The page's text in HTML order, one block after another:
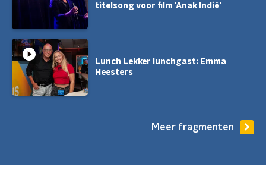
titelsong voor film 'Anak Indië'
Lunch Lekker lunchgast: Emma
Heesters
Meer fragmenten